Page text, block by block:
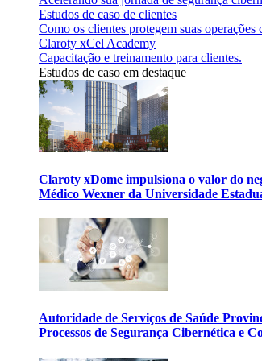
Estudos de caso de clientes
Como os clientes protegem suas
Claroty xCel Academy
Capacitação e treinamento para clientes.
Estudos de caso em destaque
Claroty xDome impulsiona o valor do
Médico Wexner da Universidade
Autoridade de Serviços de Saúde
Processos de Segurança Cibernética e